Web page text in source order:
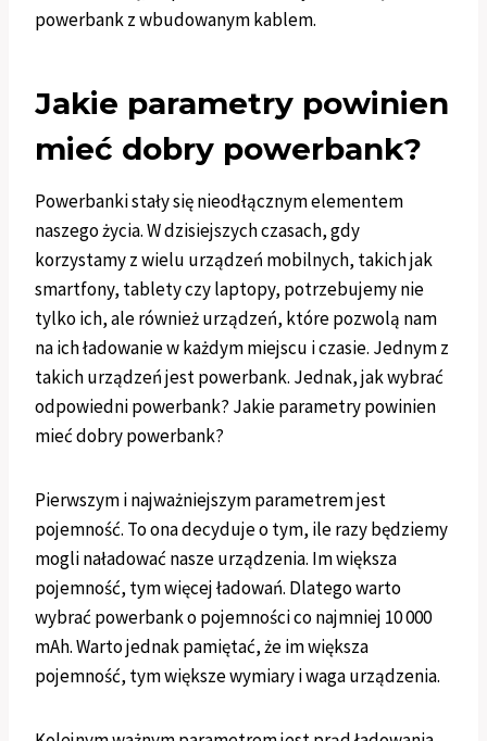
powerbank z wbudowanym kablem.
Jakie parametry powinien
mieć dobry powerbank?
Powerbanki stały się nieodłącznym elementem
naszego życia. W dzisiejszych czasach, gdy
korzystamy z wielu urządzeń mobilnych, takich jak
smartfony, tablety czy laptopy, potrzebujemy nie
tylko ich, ale również urządzeń, które pozwolą nam
na ich ładowanie w każdym miejscu i czasie. Jednym z
takich urządzeń jest powerbank. Jednak, jak wybrać
odpowiedni powerbank? Jakie parametry powinien
mieć dobry powerbank?
Pierwszym i najważniejszym parametrem jest
pojemność. To ona decyduje o tym, ile razy będziemy
mogli naładować nasze urządzenia. Im większa
pojemność, tym więcej ładowań. Dlatego warto
wybrać powerbank o pojemności co najmniej 10 000
mAh. Warto jednak pamiętać, że im większa
pojemność, tym większe wymiary i waga urządzenia.